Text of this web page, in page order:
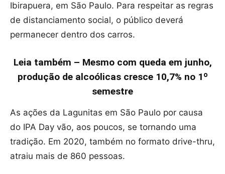
Ibirapuera, em São Paulo. Para respeitar as regras
de distanciamento social, o público deverá
permanecer dentro dos carros.
Leia também – Mesmo com queda em junho,
produção de alcoólicas cresce 10,7% no 1º
semestre
As ações da Lagunitas em São Paulo por causa
do IPA Day vão, aos poucos, se tornando uma
tradição. Em 2020, também no formato drive-thru,
atraiu mais de 860 pessoas.